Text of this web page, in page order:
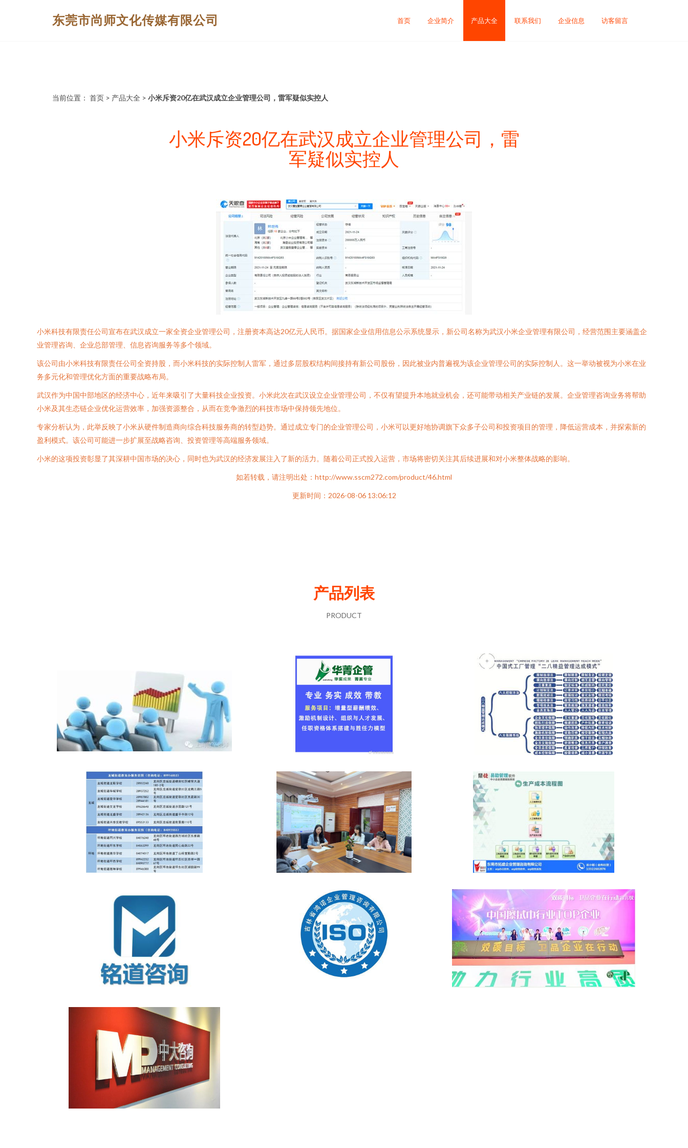
东莞市尚师文化传媒有限公司 首页 企业简介 产品大全 联系我们 企业信息 访客留言
当前位置： 首页 > 产品大全 > 小米斥资20亿在武汉成立企业管理公司，雷军疑似实控人
小米斥资20亿在武汉成立企业管理公司，雷
军疑似实控人
小米科技有限责任公司宣布在武汉成立一家全资企业管理公司，注册资本高达20亿元人民币。据国家企业信用信息公示系统显示，新公司名称为武汉小米企业管理有限公司，经营范围主要涵盖企
业管理咨询、企业总部管理、信息咨询服务等多个领域。
该公司由小米科技有限责任公司全资持股，而小米科技的实际控制人雷军，通过多层股权结构间接持有新公司股份，因此被业内普遍视为该企业管理公司的实际控制人。这一举动被视为小米在业
务多元化和管理优化方面的重要战略布局。
武汉作为中国中部地区的经济中心，近年来吸引了大量科技企业投资。小米此次在武汉设立企业管理公司，不仅有望提升本地就业机会，还可能带动相关产业链的发展。企业管理咨询业务将帮助
小米及其生态链企业优化运营效率，加强资源整合，从而在竞争激烈的科技市场中保持领先地位。
专家分析认为，此举反映了小米从硬件制造商向综合科技服务商的转型趋势。通过成立专门的企业管理公司，小米可以更好地协调旗下众多子公司和投资项目的管理，降低运营成本，并探索新的
盈利模式。该公司可能进一步扩展至战略咨询、投资管理等高端服务领域。
小米的这项投资彰显了其深耕中国市场的决心，同时也为武汉的经济发展注入了新的活力。随着公司正式投入运营，市场将密切关注其后续进展和对小米整体战略的影响。
如若转载，请注明出处：http://www.sscm272.com/product/46.html
更新时间：2026-08-06 13:06:12
产品列表
PRODUCT